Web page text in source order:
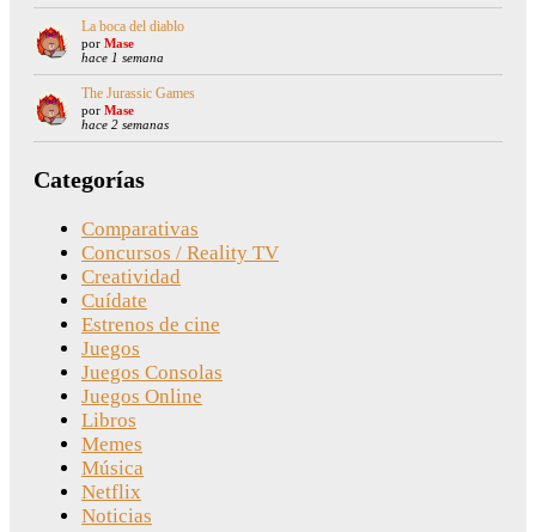
La boca del diablo
por Mase
hace 1 semana
The Jurassic Games
por Mase
hace 2 semanas
Categorías
Comparativas
Concursos / Reality TV
Creatividad
Cuídate
Estrenos de cine
Juegos
Juegos Consolas
Juegos Online
Libros
Memes
Música
Netflix
Noticias